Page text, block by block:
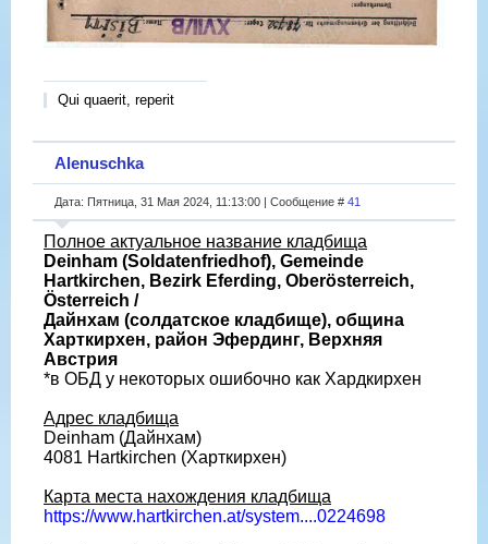
Qui quaerit, reperit
Alenuschka
Дата: Пятница, 31 Мая 2024, 11:13:00 | Сообщение # 41
Полное актуальное название кладбища
Deinham (Soldatenfriedhof), Gemeinde
Hartkirchen, Bezirk Eferding, Oberösterreich,
Österreich /
Дайнхам (солдатское кладбище), община
Харткирхен, район Эфердинг, Верхняя
Австрия
*в ОБД у некоторых ошибочно как Хардкирхен
Адрес кладбища
Deinham (Дайнхам)
4081 Hartkirchen (Харткирхен)
Карта места нахождения кладбища
https://www.hartkirchen.at/system....0224698